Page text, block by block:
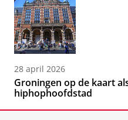
28 april 2026
Groningen op de kaart
hiphophoofdstad